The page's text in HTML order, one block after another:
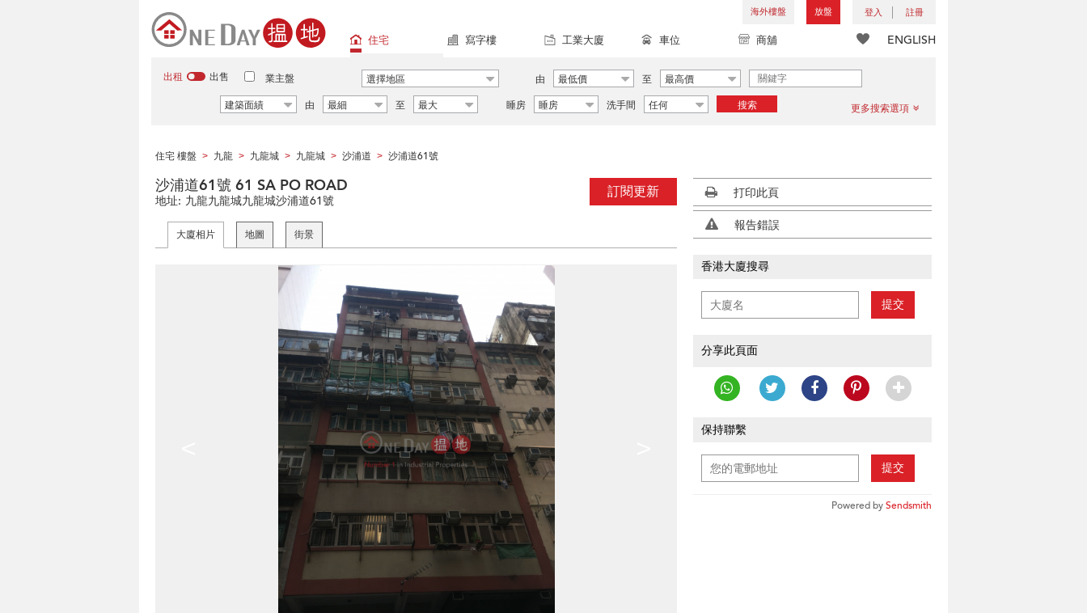
海外樓盤 放盤 登入 註冊
ENGLISH
住宅 寫字樓 工業大廈 車位 商舖
出租 出售 業主盤 選擇地區 由 最低價 至
最高價
建築面績
由 最細 至 最大 睡房 睡房 洗手間 任何 搜索 更多搜索選項
住宅 樓盤 > 九龍 > 九龍城 > 九龍城 > 沙浦道 > 沙浦道61號
訂閱更新
沙浦道61號 61 SA PO ROAD
地址: 九龍九龍城九龍城沙浦道61號
大廈相片 地圖 街景
打印此頁
報告錯誤
香港大廈搜尋
提交
分享此頁面
保持聯繫
提交
Powered bySendsmith